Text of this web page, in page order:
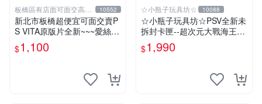
板橋區有店面可面交高價
回收電玩
10552
新北市板橋超便宜可面交賣P
S VITA原版片全新~~~愛絲卡
&羅吉的鍊金工房 PLUS ~黃
昏天空之鍊金術士~~~便宜賣
$1,100
☆小瓶子玩具坊☆ 10088
☆小瓶子玩具坊☆PSV全新未
拆封卡匣--超次元大戰海王星
VS 世嘉SEGA主機少女 夢幻
合體 Special 限定版
$1,990